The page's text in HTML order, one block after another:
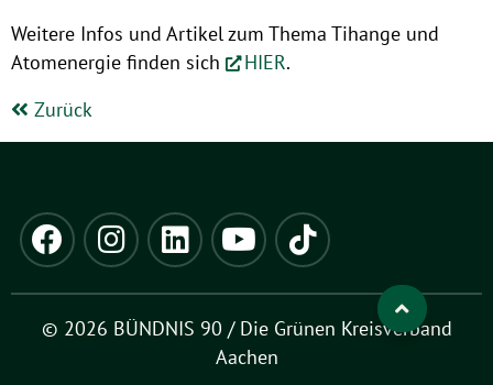
Weitere Infos und Artikel zum Thema Tihange und
Atomenergie finden sich
HIER.
Zurück
© 2026 BÜNDNIS 90 / Die Grünen Kreisverband
Aachen